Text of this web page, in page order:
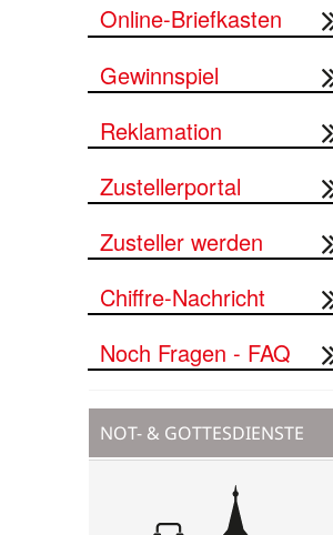
Online-Briefkasten
Gewinnspiel
Reklamation
Zustellerportal
Zusteller werden
Chiffre-Nachricht
Noch Fragen - FAQ
NOT- & GOTTESDIENSTE